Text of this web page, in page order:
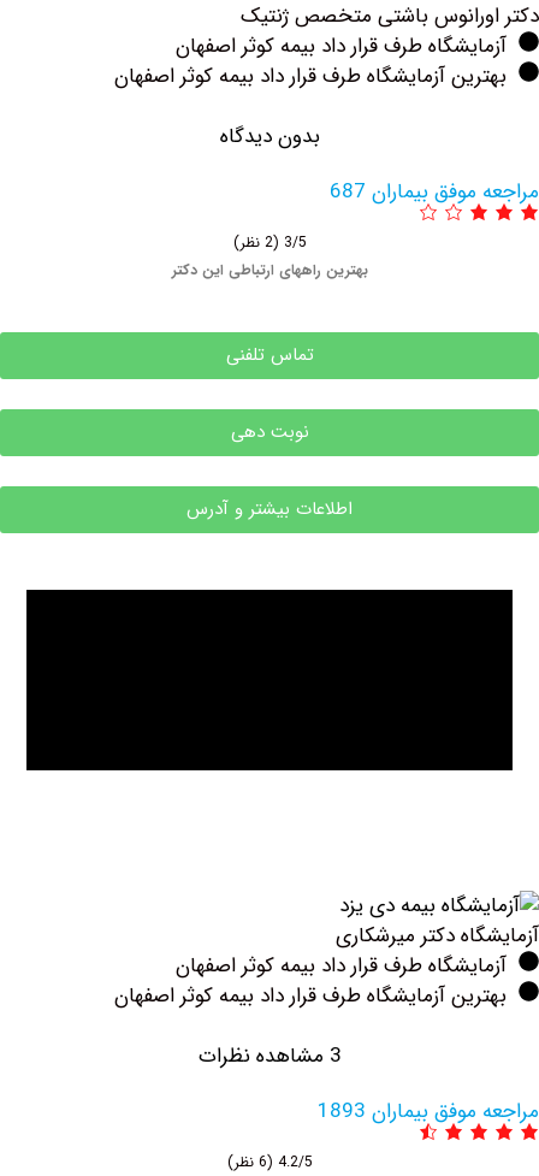
باشتی متخصص ژنتیک
طرف قرار داد بیمه کوثر اصفهان
آزمایشگاه طرف قرار داد بیمه کوثر اصفهان
بدون دیدگاه
بیماران 687
بهترین راههای ارتباطی این دکتر
تماس تلفنی
نوبت دهی
اطلاعات بیشتر و آدرس
دکتر میرشکاری
طرف قرار داد بیمه کوثر اصفهان
آزمایشگاه طرف قرار داد بیمه کوثر اصفهان
بیماران 1893